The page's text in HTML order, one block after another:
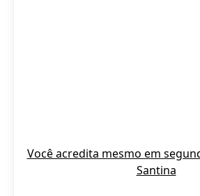
Você acredita mesmo em
Santina